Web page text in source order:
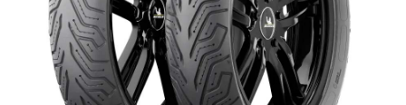
Kontakt